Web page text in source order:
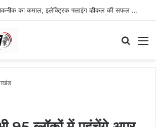
अल्मोड़ा में स्वदेशी तकनीक का कमाल, इलेक्ट्रिक फ्लाइंग व्हीकल की सफल ट्रायल उड़ान